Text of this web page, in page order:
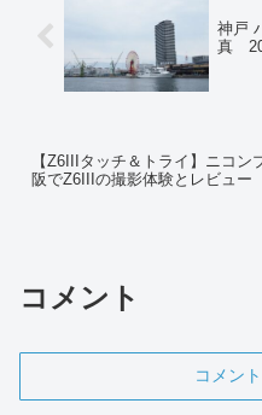
神戸
真
【Z6IIIタッチ＆トライ】ニコン
阪でZ6IIIの撮影体験とレビュー
コメント
コメン